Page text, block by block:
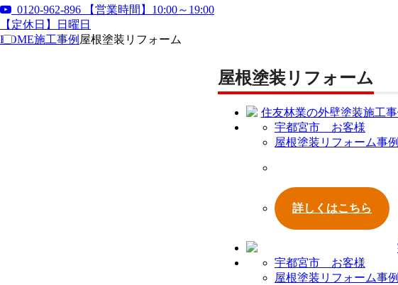
0120-962-896
【営業時間】10:00～19:00
【定休日】日曜日
HOME施工事例 屋根塗装リフォーム
屋根塗装リフォーム
宇都宮市 お客様
屋根塗装リフォーム事例
詳しくはこちら
宇都宮市 お客様
屋根塗装リフォーム事例